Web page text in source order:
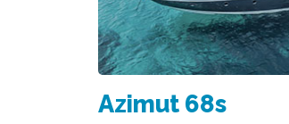
Azimut 68s